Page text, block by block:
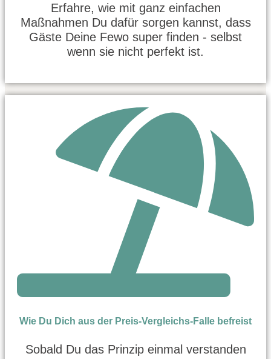
Erfahre, wie mit ganz einfachen
Maßnahmen Du dafür sorgen kannst, dass
Gäste Deine Fewo super finden - selbst
wenn sie nicht perfekt ist.
Wie Du Dich aus der Preis-Vergleichs-Falle befreist
Sobald Du das Prinzip einmal verstanden